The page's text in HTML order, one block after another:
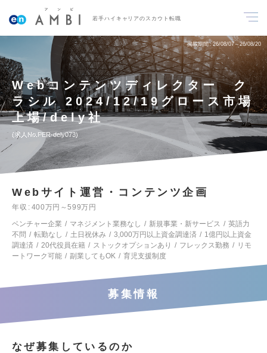
若手ハイキャリアのスカウト転職
掲載期間 26/08/07～26/08/20
Webコンテンツディレクター ク
ラシル 2024/12/19グロース市場
上場/dely社
求人No.PER-dely073
Webサイト運営・コンテンツ企画
年収
400万円～599万円
ベンチャー企業
マネジメント業務なし 新規事業・新サービス
英語力
不問
転勤なし 土日祝休み 3,000万円以上資金調達済
1億円以上資金
調達済
20代役員在籍 ストックオプションあり フレックス勤務
リモ
ートワーク可能
副業してもOK 育児支援制度
募集情報
なぜ募集しているのか